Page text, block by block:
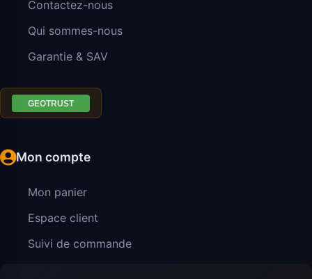
Contactez-nous
Qui sommes-nous
Garantie & SAV
Mon compte
Mon panier
Espace client
Suivi de commande